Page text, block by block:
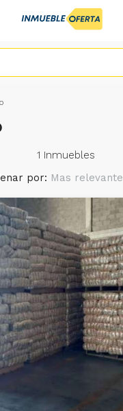
1 Inmuebles
por: Mas relevante